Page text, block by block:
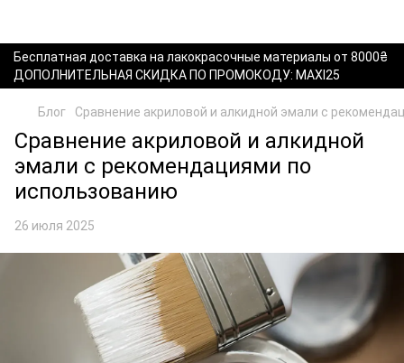
Бесплатная доставка на лакокрасочные материалы от 8000₴
ДОПОЛНИТЕЛЬНАЯ СКИДКА ПО ПРОМОКОДУ: MAXI25
Блог Сравнение акриловой и алкидной эмали с
Сравнение акриловой и алкидной
эмали с рекомендациями по
использованию
26 июля 2025